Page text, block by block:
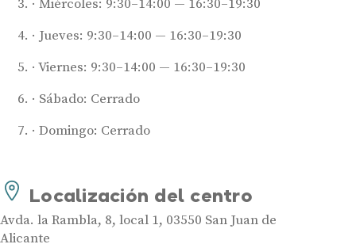
Miércoles: 9:30–14:00 — 16:30–19:30
Jueves: 9:30–14:00 — 16:30–19:30
Viernes: 9:30–14:00 — 16:30–19:30
Sábado: Cerrado
Domingo: Cerrado
Localización del centro
Avda. la Rambla, 8, local 1, 03550 San Juan de
Alicante
Mejores marcas de audífonos
Audífonos invisibles
Audífonos bluetooth